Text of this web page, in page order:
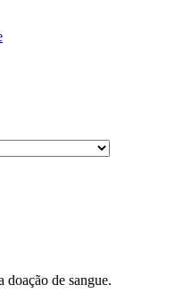
doação de sangue.